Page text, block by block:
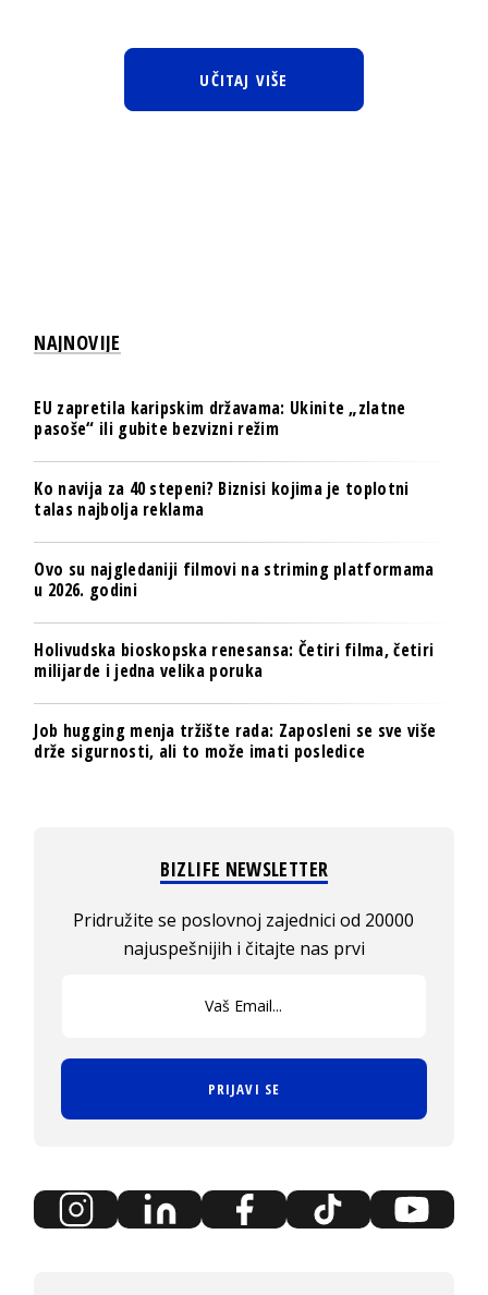
UČITAJ VIŠE
NAJNOVIJE
EU zapretila karipskim državama: Ukinite „zlatne
pasoše“ ili gubite bezvizni režim
Ko navija za 40 stepeni? Biznisi kojima je toplotni
talas najbolja reklama
Ovo su najgledaniji filmovi na striming platformama
u 2026. godini
Holivudska bioskopska renesansa: Četiri filma, četiri
milijarde i jedna velika poruka
Job hugging menja tržište rada: Zaposleni se sve više
drže sigurnosti, ali to može imati posledice
BIZLIFE NEWSLETTER
Pridružite se poslovnoj zajednici od 20000
najuspešnijih i čitajte nas prvi
PRIJAVI SE